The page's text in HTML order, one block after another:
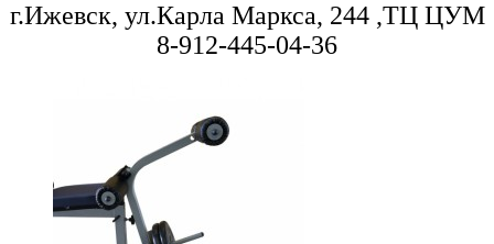
г.Ижевск, ул.Карла Маркса, 244 ,ТЦ ЦУМ
8-912-445-04-36